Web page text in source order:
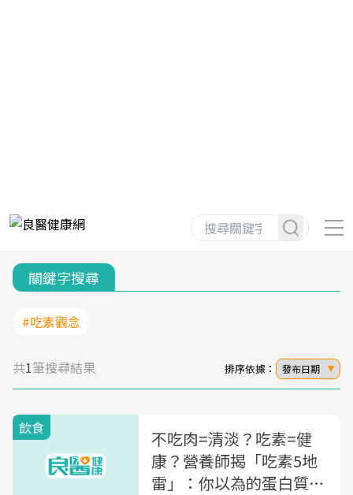
關鍵字搜尋
#吃素觀念
共1筆搜尋結果 排序依據： 發布日期
飲食
不吃肉=清淡？吃素=健
康？營養師揭「吃素5地
雷」：你以為的蛋白質，